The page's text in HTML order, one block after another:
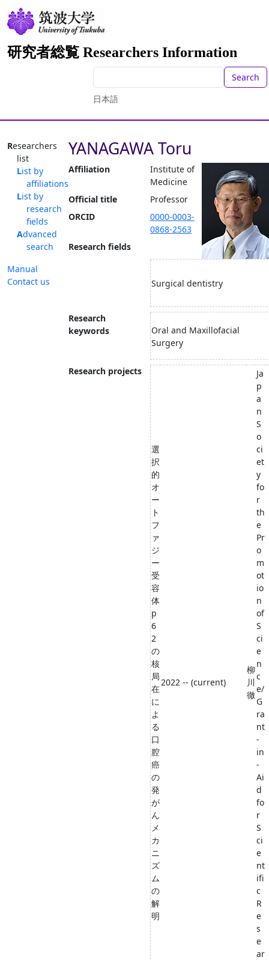
研究者総覧 Researchers Information
Search
日本語
Researchers
list
List by
affiliations
List by
research
fields
Advanced
search
Manual
Contact us
YANAGAWA Toru
Affiliation
Institute of
Medicine
Official title
Professor
ORCID
0000-0003-
0868-2563
Research fields
Surgical dentistry
Research
keywords
Oral and Maxillofacial
Surgery
Research projects
選
択
的
オ
ー
ト
フ
ァ
ジ
ー
受
容
体
p
6
2
の
核
局
在
に
よ
る
口
腔
癌
の
発
が
ん
メ
カ
ニ
ズ
ム
の
解
明
2022 -- (current)
柳
川
徹
Ja
p
a
n
S
o
ci
et
y
fo
r
th
e
Pr
o
m
ot
io
n
of
S
ci
e
n
c
e/
G
ra
nt
-
in
-
Ai
d
fo
r
S
ci
e
nt
ifi
c
R
e
s
e
ar